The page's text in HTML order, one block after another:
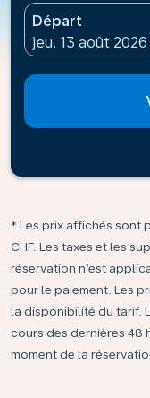
Départ
fc-booking-
jeu. 13 août 2026
* Les prix affichés sont
CHF. Les taxes et les
réservation n’est
pour le paiement. Les
la disponibilité du tarif.
cours des dernières 48
moment de la